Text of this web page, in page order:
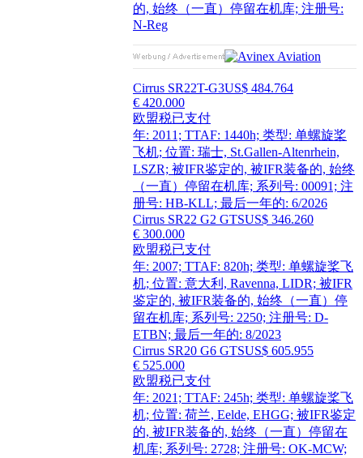
的, 始终（一直）停留在机库; 注册号:
N-Reg
Cirrus SR22T-G3US$ 484.764
€ 420.000
欧盟税已支付
年: 2011; TTAF: 1440h; 类型: 单螺旋桨
飞机; 位置: 瑞士, St.Gallen-Altenrhein,
LSZR; 被IFR鉴定的, 被IFR装备的, 始终
（一直）停留在机库; 系列号: 00091; 注
册号: HB-KLL; 最后一年的: 6/2026
Cirrus SR22 G2 GTSUS$ 346.260
€ 300.000
欧盟税已支付
年: 2007; TTAF: 820h; 类型: 单螺旋桨飞
机; 位置: 意大利, Ravenna, LIDR; 被IFR
鉴定的, 被IFR装备的, 始终（一直）停
留在机库; 系列号: 2250; 注册号: D-
ETBN; 最后一年的: 8/2023
Cirrus SR20 G6 GTSUS$ 605.955
€ 525.000
欧盟税已支付
年: 2021; TTAF: 245h; 类型: 单螺旋桨飞
机; 位置: 荷兰, Eelde, EHGG; 被IFR鉴定
的, 被IFR装备的, 始终（一直）停留在
机库; 系列号: 2728; 注册号: OK-MCW;